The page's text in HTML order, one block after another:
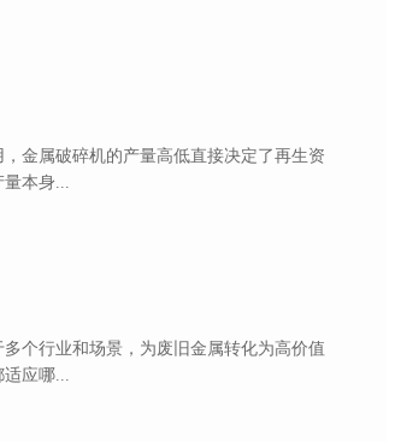
金属破碎机的产量高低直接决定了再生资
本身...
个行业和场景，为废旧金属转化为高价值
应哪...